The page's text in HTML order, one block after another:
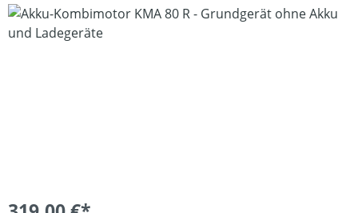
Bildergalerie überspringen